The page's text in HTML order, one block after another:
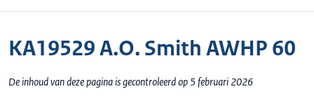
KA19529 A.O. Smith AWHP 60
De inhoud van deze pagina is gecontroleerd op 5 februari 2026